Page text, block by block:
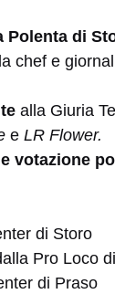
Polenta di
chef e
alla Giuria
e LR Flower.
votazione
di Storo
Pro Loco
di Praso